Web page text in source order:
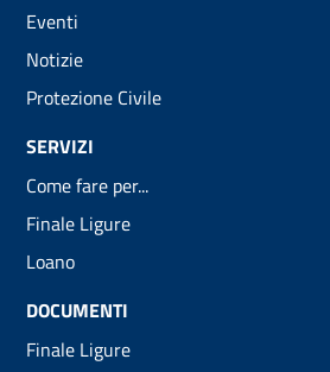
Eventi
Notizie
Protezione Civile
SERVIZI
Come fare per...
Finale Ligure
Loano
DOCUMENTI
Finale Ligure